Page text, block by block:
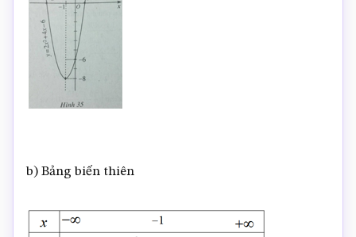
b) Bảng biến thiên